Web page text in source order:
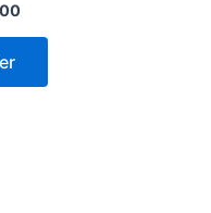
Seçenekler